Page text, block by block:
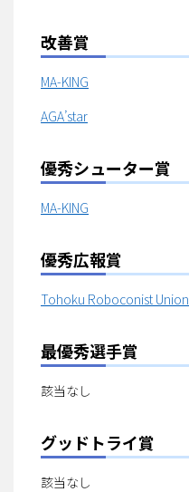
改善賞
MA-KING
AGA’star
優秀シューター賞
MA-KING
優秀広報賞
Tohoku Roboconist Union
最優秀選手賞
該当なし
グッドトライ賞
該当なし